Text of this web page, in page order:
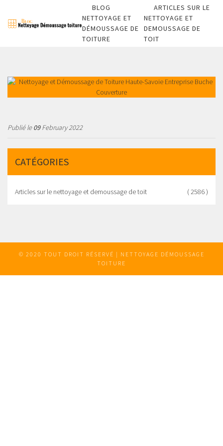
BLOG
NETTOYAGE ET
DÉMOUSSAGE DE
TOITURE
ARTICLES SUR LE
NETTOYAGE ET
DEMOUSSAGE DE
TOIT
Publié le09February 2022
CATÉGORIES
Articles sur le nettoyage et demoussage de toit ( 2586 )
© 2020 TOUT DROIT RÉSERVÉ | NETTOYAGE DÉMOUSSAGE
TOITURE